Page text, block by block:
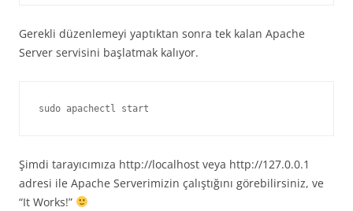
Gerekli düzenlemeyi yaptıktan sonra tek kalan Apache
Server servisini başlatmak kalıyor.
sudo apachectl start
Şimdi tarayıcımıza http://localhost veya http://127.0.0.1
adresi ile Apache Serverimizin çalıştığını görebilirsiniz, ve
“It Works!”